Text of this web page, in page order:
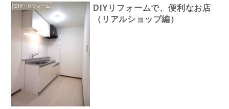
DIY・リフォーム
DIYリフォームで、便利なお店
（リアルショップ編）